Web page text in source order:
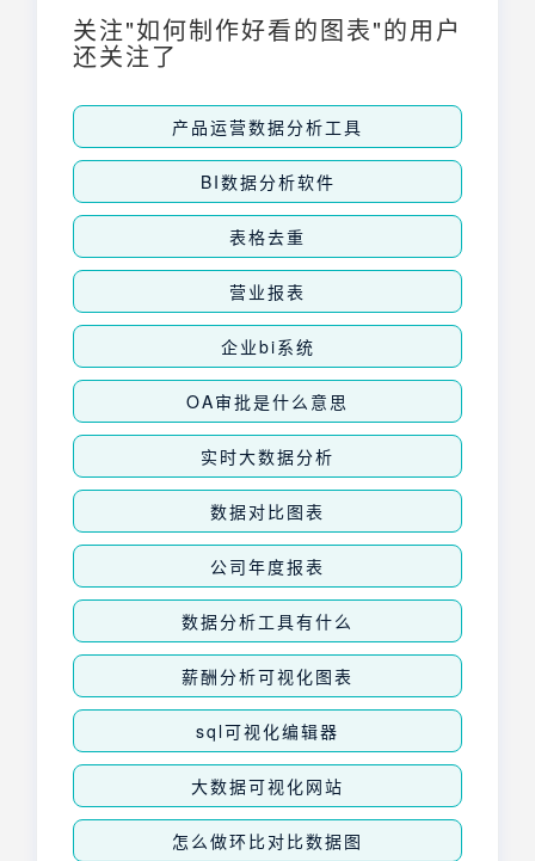
发现潜在问题，提升运营效率，从而在激烈的
市场竞争中保持优势。
关注"如何制作好看的图表"的用户
还关注了
产品运营数据分析工具
BI数据分析软件
表格去重
营业报表
企业bi系统
OA审批是什么意思
实时大数据分析
数据对比图表
公司年度报表
数据分析工具有什么
薪酬分析可视化图表
sql可视化编辑器
大数据可视化网站
怎么做环比对比数据图